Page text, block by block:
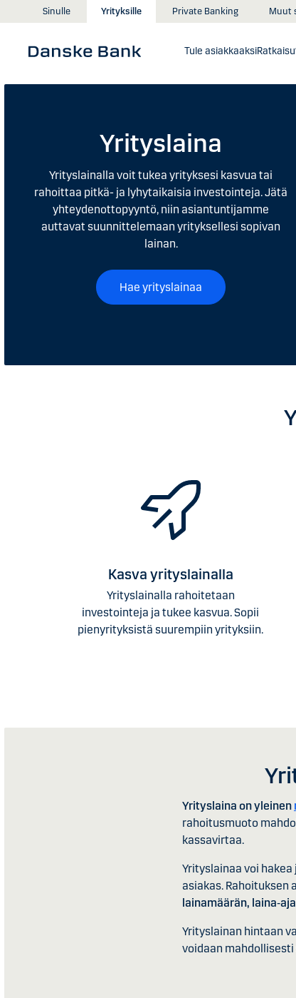
Siirry sisältöön
Sinulle Yrityksille Private Banking Muut
Tule asiakkaaksi
Yrityslaina
Yrityslainalla voit tukea yrityksesi kasvua tai
rahoittaa pitkä- ja lyhytaikaisia investointeja. Jätä
yhteydenottopyyntö, niin asiantuntijamme
auttavat suunnittelemaan yrityksellesi sopivan
lainan.
Hae yrityslainaa
Kasva yrityslainalla
Yrityslainalla rahoitetaan
investointeja ja tukee kasvua. Sopii
pienyrityksistä suurempiin yrityksiin.
Yrityslaina on yleinen
rahoitusmuoto
kassavirtaa.
Yrityslainaa voi
asiakas.
lainamäärän,
Yrityslainan hintaan
voidaan